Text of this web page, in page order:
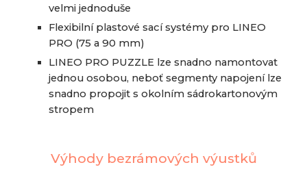
velmi jednoduše
Flexibilní plastové sací systémy pro LINEO
PRO (75 a 90 mm)
LINEO PRO PUZZLE lze snadno namontovat
jednou osobou, neboť segmenty napojení lze
snadno propojit s okolním sádrokartonovým
stropem
Výhody bezrámových výustků